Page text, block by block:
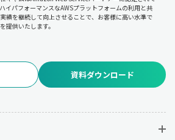
イパフォーマンスなAWSプラットフォームの利用と共
績を継続して向上させることで、お客様に高い水準で
提供いたします。
資料ダウンロード